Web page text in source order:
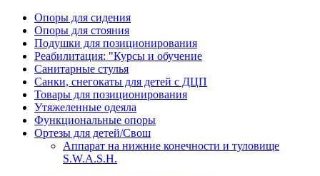
Опоры для сидения
Опоры для стояния
Подушки для позиционирования
Реабилитация: "Курсы и обучение
Санитарные стулья
Санки, снегокаты для детей с ДЦП
Товары для позиционирования
Утяжеленные одеяла
Функциональные опоры
Ортезы для детей/Свош
Аппарат на нижние конечности и туловище
S.W.A.S.H.